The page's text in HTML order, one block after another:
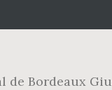
de Bordeaux